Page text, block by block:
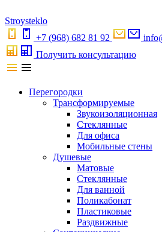
Stroysteklo
+7 (968) 682 81 92
Получить консультацию
Перегородки
Трансформируемые
Звукоизоляционная
Стеклянные
Для офиса
Мобильные стены
Душевые
Матовые
Стеклянные
Для ванной
Поликабонат
Пластиковые
Раздвижные